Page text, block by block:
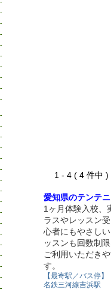
1 - 4 ( 4 件
愛知県のテンテ
1ヶ月体験入校、
ラスやレッスン
心者にもやさし
ッスンも回数制
ご利用いただき
す。
【最寄駅／バス停】
名鉄三河線吉浜駅